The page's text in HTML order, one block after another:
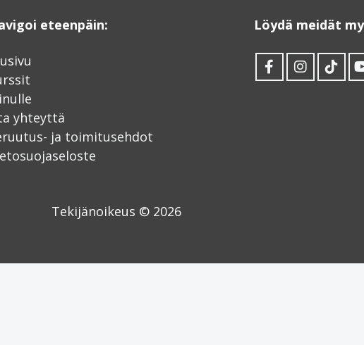
eteenpäin:
yhteyttä
ja toimitusehdot
Löydä meidät
Tekijänoikeus © 2026